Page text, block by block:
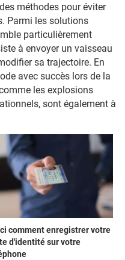
méthodes pour éviter
Parmi les solutions
particulièrement
à envoyer un vaisseau
sa trajectoire. En
avec succès lors de la
les explosions
sont également à
comment enregistrer votre
d'identité sur votre